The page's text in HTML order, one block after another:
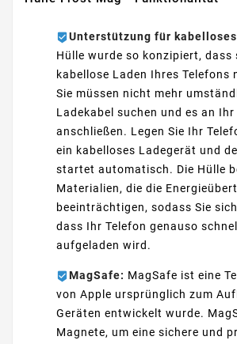
Unterstützung für
Hülle wurde so konzipiert, dass
kabellose Laden Ihres Telefons
Sie müssen nicht mehr
Ladekabel suchen und es an Ihr
anschließen. Legen Sie Ihr
ein kabelloses Ladegerät und
startet automatisch. Die Hülle
Materialien, die die
beeinträchtigen, sodass Sie
dass Ihr Telefon genauso
aufgeladen wird.
MagSafe: MagSafe ist eine
von Apple ursprünglich zum
Geräten entwickelt wurde.
Magnete, um eine sichere und